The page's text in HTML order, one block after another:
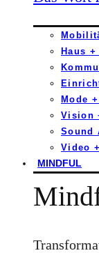
Haus
Mode
Vision
Sound
Video
MINDFUL